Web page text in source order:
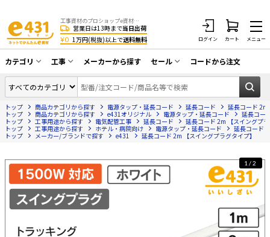
工事資材のプロショップe資材 CATV・アンテナ・防犯・光・LAN・電気・空調工事など
営業日は13時まで当日出荷
¥0 1万円(税抜)以上で送料無料 ログイン カート メニュー
カテゴリ
同軸ケーブル／テレビ用接栓／関連工具
アンテナ・取付金具・ブースター／CATV
部材類
配線補助具（モール・結束バンド・テー
プ類 他）
HDMIケーブル・周辺機器／RCAケーブル
電話線／コネクタ／アダプタ
工事
CATV・アンテナ工事
光工事・FTTH工事
エアコン・換気扇工事
LAN配線工事
電話工事
メーカーから探す セール
在庫一掃セール
コードから注文
トップ 商品カテゴリから探す 電源タップ・延長コード 延長コード
延長コード
トップ
商品カテゴリから探す e431オリジナル 電源タップ・延長コード
延長コー
トップ
工事用途から探す 電気配管工事 延長コード
延長コード 2m 【スイングプ
トップ
工事用途から探す ホテル・病院向け 電源タップ・延長コード
延長コード
トップ
メーカー/ブランドで探す e431 延長コード 2m 【スイングプラグタイプ】
1/2